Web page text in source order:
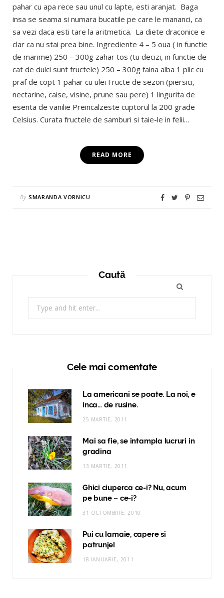
pahar cu apa rece sau unul cu lapte, esti aranjat. Baga
insa se seama si numara bucatile pe care le mananci, ca
sa vezi daca esti tare la aritmetica. La diete draconice e
clar ca nu stai prea bine. Ingrediente 4 – 5 oua ( in functie
de marime) 250 – 300g zahar tos (tu decizi, in functie de
cat de dulci sunt fructele) 250 – 300g faina alba 1 plic cu
praf de copt 1 pahar cu ulei Fructe de sezon (piersici,
nectarine, caise, visine, prune sau pere) 1 lingurita de
esenta de vanilie Preincalzeste cuptorul la 200 grade
Celsius. Curata fructele de samburi si taie-le in felii…
READ MORE
By SMARANDA VORNICU
Caută
Cele mai comentate
La americani se poate. La noi, e
inca… de rusine.
25 MARTIE, 2011
Mai sa fie, se intampla lucruri in
gradina
13 MARTIE, 2011
Ghici ciuperca ce-i? Nu, acum
pe bune – ce-i?
31 OCTOMBRIE, 2010
Pui cu lamaie, capere si
patrunjel
18 IANUARIE, 2011